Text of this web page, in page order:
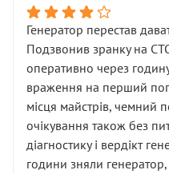
Генератор перестав
Подзвонив зранку на
оперативно через
враження на перший
місця майстрів, чемний
очікування також без
діагностику і вердікт
години зняли